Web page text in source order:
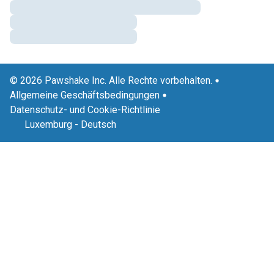
© 2026 Pawshake Inc. Alle Rechte vorbehalten.
Allgemeine Geschäftsbedingungen
Datenschutz- und Cookie-Richtlinie
Luxemburg - Deutsch